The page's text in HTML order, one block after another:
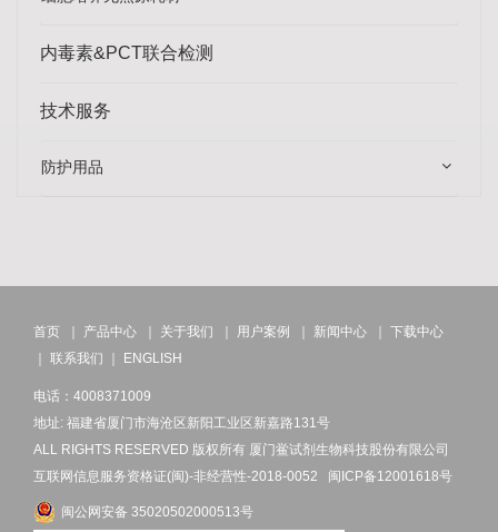
内毒素&PCT联合检测
技术服务
防护用品
首页 ｜ 产品中心 ｜ 关于我们 ｜ 用户案例 ｜ 新闻中心 ｜ 下载中心
｜ 联系我们 ｜ ENGLISH
电话：4008371009
地址: 福建省厦门市海沧区新阳工业区新嘉路131号
ALL RIGHTS RESERVED 版权所有 厦门鲎试剂生物科技股份有限公司
互联网信息服务资格证(闽)-非经营性-2018-0052 闽ICP备12001618号
闽公网安备 35020502000513号